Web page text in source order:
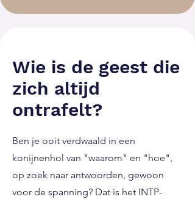
Wie is de geest die
zich altijd
ontrafelt?
Ben je ooit verdwaald in een
konijnenhol van "waarom" en "hoe",
op zoek naar antwoorden, gewoon
voor de spanning? Dat is het INTP-